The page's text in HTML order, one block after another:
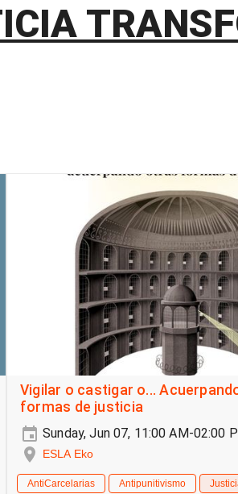
Vigilar o castigar o...
formas de justicia
Sunday, Jun 07, 11:00 AM-02:00
ESLA Eko
AntiCarcelarias Antipunitivismo